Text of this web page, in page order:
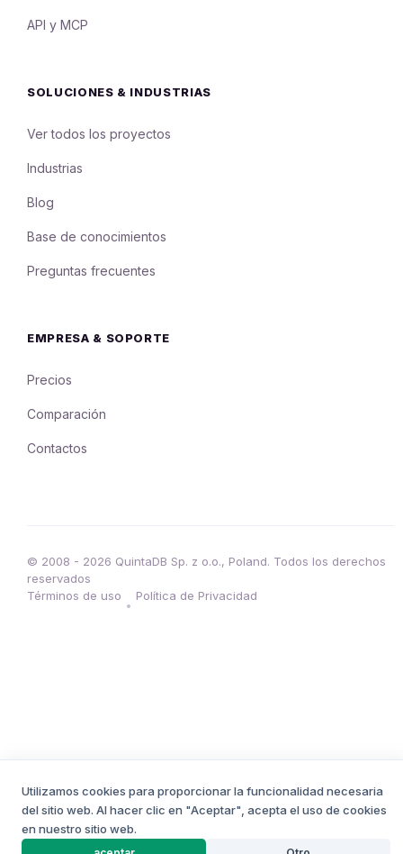
API y MCP
SOLUCIONES & INDUSTRIAS
Ver todos los proyectos
Industrias
Blog
Base de conocimientos
Preguntas frecuentes
EMPRESA & SOPORTE
Precios
Comparación
Contactos
© 2008 - 2026 QuintaDB Sp. z o.o., Poland. Todos los derechos
reservados
Términos de uso
•
Política de Privacidad
CREADOR DE PROYECTOS
Utilizamos cookies para proporcionar la funcionalidad necesaria
del sitio web. Al hacer clic en "Aceptar", acepta el uso de cookies
en nuestro sitio web.